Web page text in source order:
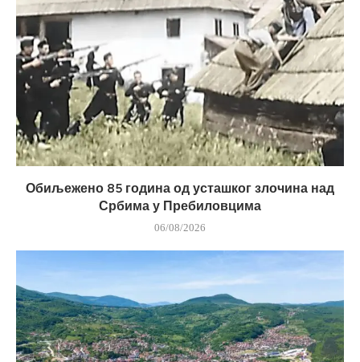
Обиљежено 85 година од усташког злочина над
Србима у Пребиловцима
06/08/2026